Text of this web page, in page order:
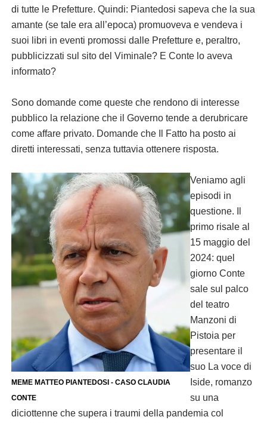
di tutte le Prefetture. Quindi: Piantedosi sapeva che la sua
amante (se tale era all’epoca) promuoveva e vendeva i
suoi libri in eventi promossi dalle Prefetture e, peraltro,
pubblicizzati sul sito del Viminale? E Conte lo aveva
informato?
Sono domande come queste che rendono di interesse
pubblico la relazione che il Governo tende a derubricare
come affare privato. Domande che Il Fatto ha posto ai
diretti interessati, senza tuttavia ottenere risposta.
MEME MATTEO PIANTEDOSI - CASO CLAUDIA
CONTE
Veniamo agli
episodi in
questione. Il
primo risale al
15 maggio del
2024: quel
giorno Conte
sale sul palco
del teatro
Manzoni di
Pistoia per
presentare il
suo La voce di
Iside, romanzo
su una
diciottenne che supera i traumi della pandemia col